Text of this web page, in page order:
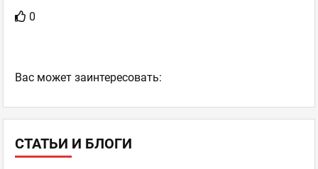
СТАТЬИ И БЛОГИ
0
Ваc может заинтересовать: